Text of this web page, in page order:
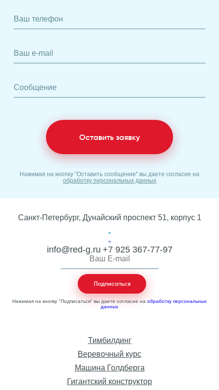
Ваш телефон
Ваш e-mail
Сообщение
Оставить заявку
Нажимая на кнопку "Оставить сообщение" вы даете согласие на
обработку персональных данных
Санкт-Петербург, Дунайский проспект 51, корпус 1
info@red-g.ru +7 925 367-77-97
Нажимая на кнопку "Подписаться" вы даете согласие на обработку персональных
данных
Тимбилдинг
Веревочный курс
Машина Голдберга
Гигантский конструктор